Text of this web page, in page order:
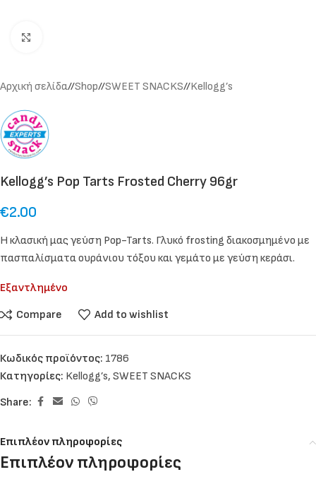
Αρχική σελίδα/ Shop/ SWEET SNACKS/ Kellogg’s
Kellogg’s Pop Tarts Frosted Cherry 96gr
€2.00
Η κλασική μας γεύση Pop-Tarts. Γλυκό frosting διακοσμημένο με
πασπαλίσματα ουράνιου τόξου και γεμάτο με γεύση κεράσι.
Εξαντλημένο
Compare
Add to wishlist
Κωδικός προϊόντος: 1786
Κατηγορίες: Kellogg’s, SWEET SNACKS
Share:
Επιπλέον πληροφορίες
Επιπλέον πληροφορίες